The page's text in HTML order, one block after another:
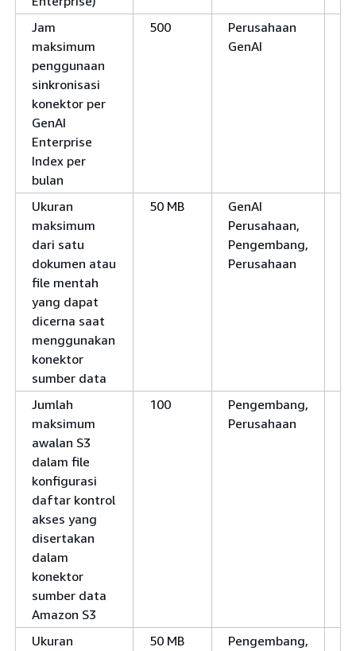
Jam
maksimum
penggunaan
sinkronisasi
konektor per
GenAI
Enterprise
Index per
bulan
500
Perusahaan
GenAI
Ukuran
maksimum
dari satu
dokumen atau
file mentah
yang dapat
dicerna saat
menggunakan
konektor
sumber data
50 MB
GenAI
Perusahaan,
Pengembang,
Perusahaan
Jumlah
maksimum
awalan S3
dalam file
konfigurasi
daftar kontrol
akses yang
disertakan
dalam
konektor
sumber data
Amazon S3
100
Pengembang,
Perusahaan
Ukuran
50 MB
Pengembang,